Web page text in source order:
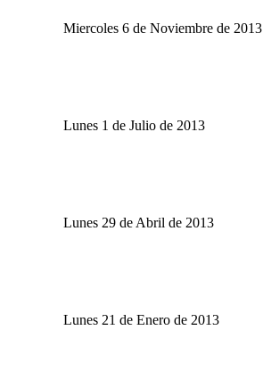
Miercoles 6 de Noviembre de 2013
Lunes 1 de Julio de 2013
Lunes 29 de Abril de 2013
Lunes 21 de Enero de 2013